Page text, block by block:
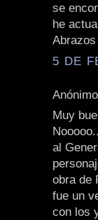
se
he
Abrazos
5 DE
Muy
al
obra de
fue un
con los